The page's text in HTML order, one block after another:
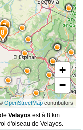
8
7
+
−
OpenStreetMapcontributors
deVelayos est à 8 km.
d'oiseau de Velayos.